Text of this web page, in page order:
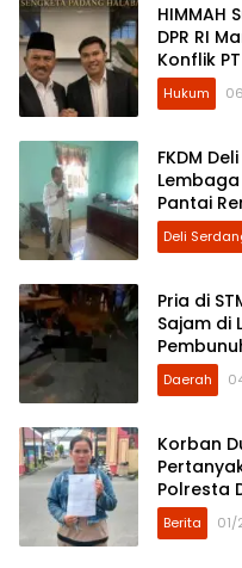
HIMMAH
DPR RI
Konflik
Hukum
FKDM
Pantai
Diproses
Deli
Pria di
Sajam di
Daerah
Korban
Polresta
Berita